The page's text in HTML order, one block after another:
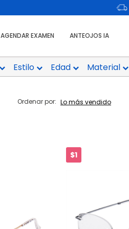
AGENDAR EXAMEN ANTEOJOS IA
Ordenar por:
Estilo Edad Material
$1